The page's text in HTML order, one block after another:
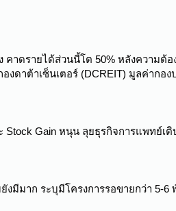
าดรายได้ส่วนนี้โต 50% หลังความต้
งดาต้าเซ็นเตอร์ (DCREIT) มูลค่าก
Stock Gain หนุน ลุยธุรกิจการแพทย์
มีมาก ระบุมีโครงการรอขายกว่า 5-